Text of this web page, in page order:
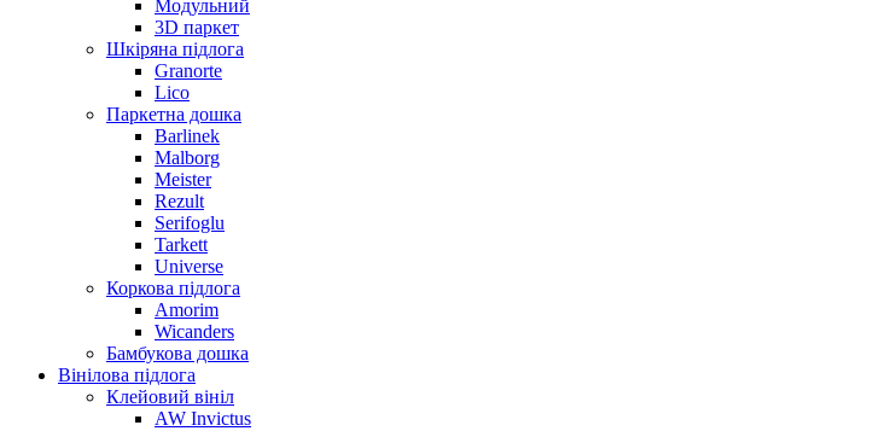
Модульний
3D паркет
Шкіряна підлога
Granorte
Lico
Паркетна дошка
Barlinek
Malborg
Meister
Rezult
Serifoglu
Tarkett
Universe
Коркова підлога
Amorim
Wicanders
Бамбукова дошка
Вінілова підлога
Клейовий вініл
AW Invictus